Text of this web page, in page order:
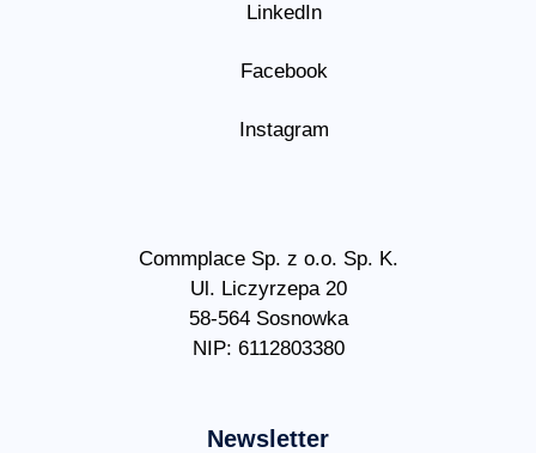
LinkedIn
Facebook
Instagram
Commplace Sp. z o.o. Sp. K.
Ul. Liczyrzepa 20
58-564 Sosnowka
NIP: 6112803380
Newsletter